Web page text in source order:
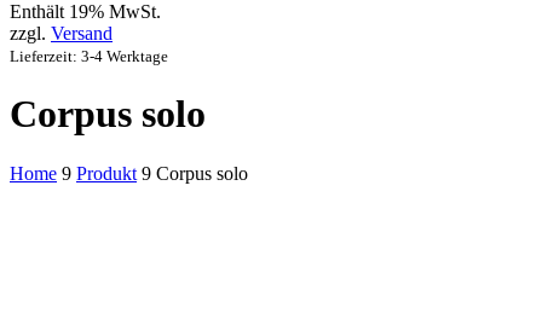
Enthält 19% MwSt.
zzgl. Versand
Lieferzeit: 3-4 Werktage
Corpus solo
Home 9 Produkt 9 Corpus solo